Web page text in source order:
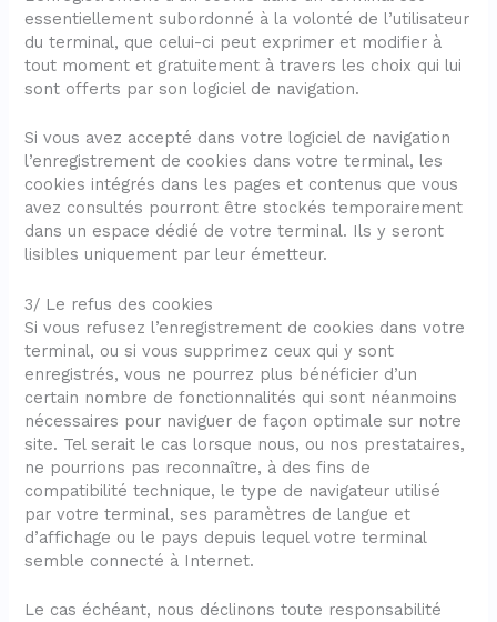
essentiellement subordonné à la volonté de l’utilisateur
du terminal, que celui-ci peut exprimer et modifier à
tout moment et gratuitement à travers les choix qui lui
sont offerts par son logiciel de navigation.
Si vous avez accepté dans votre logiciel de navigation
l’enregistrement de cookies dans votre terminal, les
cookies intégrés dans les pages et contenus que vous
avez consultés pourront être stockés temporairement
dans un espace dédié de votre terminal. Ils y seront
lisibles uniquement par leur émetteur.
3/ Le refus des cookies
Si vous refusez l’enregistrement de cookies dans votre
terminal, ou si vous supprimez ceux qui y sont
enregistrés, vous ne pourrez plus bénéficier d’un
certain nombre de fonctionnalités qui sont néanmoins
nécessaires pour naviguer de façon optimale sur notre
site. Tel serait le cas lorsque nous, ou nos prestataires,
ne pourrions pas reconnaître, à des fins de
compatibilité technique, le type de navigateur utilisé
par votre terminal, ses paramètres de langue et
d’affichage ou le pays depuis lequel votre terminal
semble connecté à Internet.
Le cas échéant, nous déclinons toute responsabilité